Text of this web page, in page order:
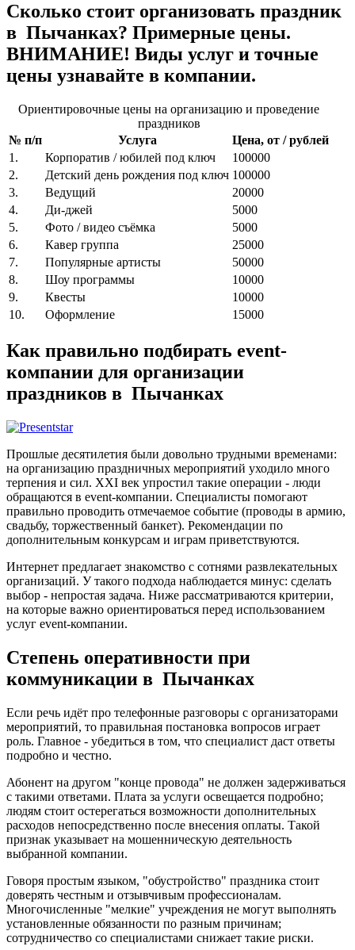
Сколько стоит организовать праздник
в Пычанках? Примерные цены.
ВНИМАНИЕ! Виды услуг и точные
цены узнавайте в компании.
Ориентировочные цены на организацию и проведение
праздников
№ п/п
Услуга
Цена, от / рублей
1.
Корпоратив / юбилей под ключ
100000
2.
Детский день рождения под ключ 100000
3.
Ведущий
20000
4.
Ди-джей
5000
5.
Фото / видео съёмка
5000
6.
Кавер группа
25000
7.
Популярные артисты
50000
8.
Шоу программы
10000
9.
Квесты
10000
10.
Оформление 15000
Как правильно подбирать event-
компании для организации
праздников в Пычанках
Прошлые десятилетия были довольно трудными временами:
на организацию праздничных мероприятий уходило много
терпения и сил. XXI век упростил такие операции - люди
обращаются в event-компании. Специалисты помогают
правильно проводить отмечаемое событие (проводы в армию,
свадьбу, торжественный банкет). Рекомендации по
дополнительным конкурсам и играм приветствуются.
Интернет предлагает знакомство с сотнями развлекательных
организаций. У такого подхода наблюдается минус: сделать
выбор - непростая задача. Ниже рассматриваются критерии,
на которые важно ориентироваться перед использованием
услуг event-компании.
Степень оперативности при
коммуникации в Пычанках
Если речь идёт про телефонные разговоры с организаторами
мероприятий, то правильная постановка вопросов играет
роль. Главное - убедиться в том, что специалист даст ответы
подробно и честно.
Абонент на другом "конце провода" не должен задерживаться
с такими ответами. Плата за услуги освещается подробно;
людям стоит остерегаться возможности дополнительных
расходов непосредственно после внесения оплаты. Такой
признак указывает на мошенническую деятельность
выбранной компании.
Говоря простым языком, "обустройство" праздника стоит
доверять честным и отзывчивым профессионалам.
Многочисленные "мелкие" учреждения не могут выполнять
установленные обязанности по разным причинам;
сотрудничество со специалистами снижает такие риски.